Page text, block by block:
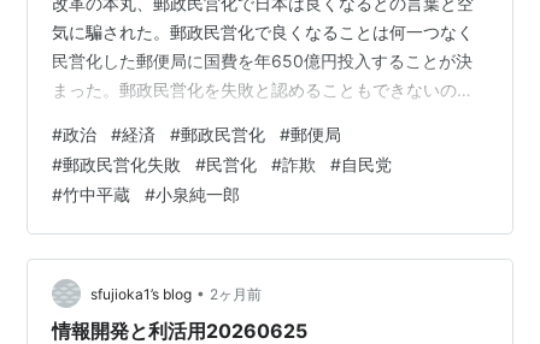
気に騙された。郵政民営化で良くなることは何一つなく
民営化した郵便局に国費を年650億円投入することが決
まった。郵政民営化を失敗と認めることもできないのが
ら郵政民営化で良くなったことが何一つなくサービスを
維持するためには国費を投入せざるを得ない状態に追い
込まれたことを認めようとしない。未だに郵政民営化を
推進しろとの論調だ。郵便局は国営でやるしかないとい
うのに。 ～～引用ここから～～ www.yomiuri.co.jp 郵便
局網の維持に向けた支援策…
#政治 #経済 #郵政民営化 #郵便局
#郵政民営化失敗 #民営化 #詐欺 #自民党
#竹中平蔵 #小泉純一郎
sfujioka1’s blog • 2ヶ月前
情報開発と利活用20260625